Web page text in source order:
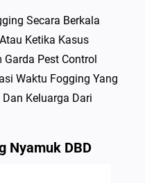
Secara Berkala
Ketika Kasus
Pest Control
Waktu Fogging Yang
Keluarga Dari
Nyamuk DBD